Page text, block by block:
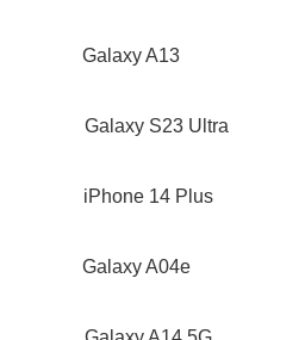
Galaxy A13
Galaxy S23 Ultra
14 Plus
Galaxy A04e